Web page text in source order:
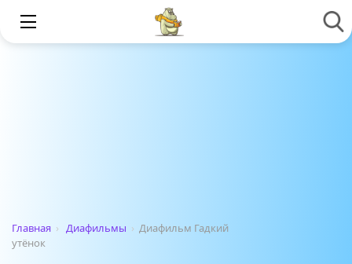
Главная › Диафильмы › Диафильм Гадкий
утёнок